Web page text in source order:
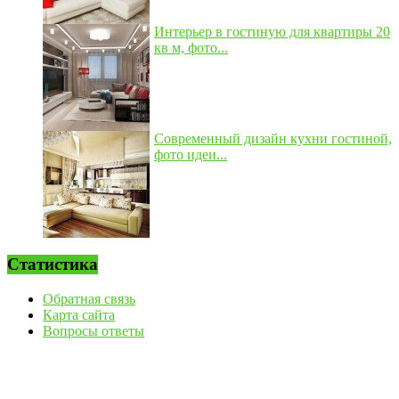
Интерьер в гостиную для квартиры 20
кв м, фото...
Современный дизайн кухни гостиной,
фото идеи...
Статистика
Обратная связь
Карта сайта
Вопросы ответы